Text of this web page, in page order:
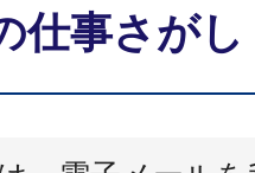
仕事さが